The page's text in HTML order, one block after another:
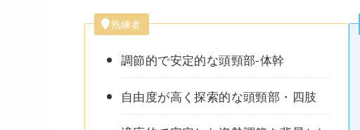
熟練者
調節的で安定的な頭頸部-体幹
自由度が高く探索的な頭頸部・四肢